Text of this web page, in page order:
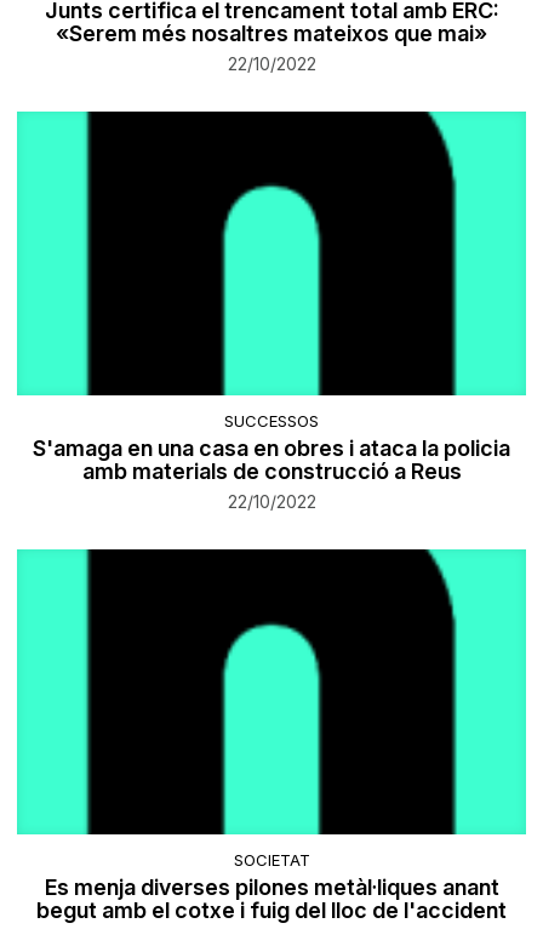
Junts certifica el trencament total amb ERC:
«Serem més nosaltres mateixos que mai»
22/10/2022
SUCCESSOS
S'amaga en una casa en obres i ataca la policia
amb materials de construcció a Reus
22/10/2022
SOCIETAT
Es menja diverses pilones metàl·liques anant
begut amb el cotxe i fuig del lloc de l'accident